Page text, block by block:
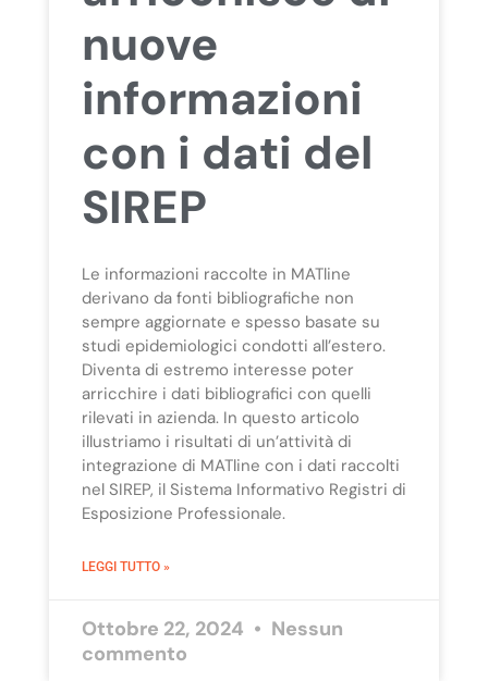
nuove
informazioni
con i dati del
SIREP
Le informazioni raccolte in MATline
derivano da fonti bibliografiche non
sempre aggiornate e spesso basate su
studi epidemiologici condotti all’estero.
Diventa di estremo interesse poter
arricchire i dati bibliografici con quelli
rilevati in azienda. In questo articolo
illustriamo i risultati di un’attività di
integrazione di MATline con i dati raccolti
nel SIREP, il Sistema Informativo Registri di
Esposizione Professionale.
LEGGI TUTTO »
Ottobre 22, 2024
Nessun
commento